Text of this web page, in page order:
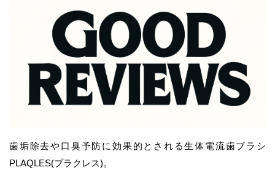
歯垢除去や口臭予防に効果的とされる生体電流歯ブラシ
PLAQLES(プラクレス)。